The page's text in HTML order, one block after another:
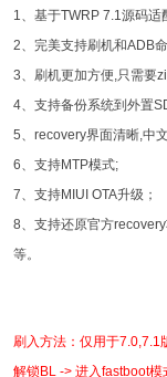
1、基于TWRP 7.1源码适
2、完美支持刷机和ADB命
3、刷机更加方便,只需要
4、支持备份系统到外置
5、recovery界面清晰,中文
6、支持MTP模式;
7、支持MIUI OTA升级；
8、支持还原官方
等。
刷入方法：仅用于7.0,7.1
解锁BL -> 进入fastboot模